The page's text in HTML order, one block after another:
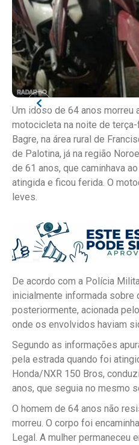
Um idoso de 64 anos morreu
motocicleta na noite de
Bagre, na área rural de
de Palotina, já na região
de 61 anos, que caminhava
atingida e ficou ferida. O
leves.
De acordo com a Polícia
inicialmente informada sobre
posteriormente, acionada
onde os envolvidos haviam
Segundo as informações
pela estrada quando foi
Honda/NXR 150 Bros,
anos, que seguia no mesmo
O homem de 64 anos não
morreu. O corpo foi
Legal. A mulher permaneceu